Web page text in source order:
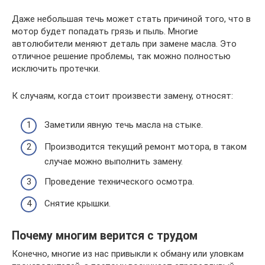
Даже небольшая течь может стать причиной того, что в
мотор будет попадать грязь и пыль. Многие
автолюбители меняют деталь при замене масла. Это
отличное решение проблемы, так можно полностью
исключить протечки.
К случаям, когда стоит произвести замену, относят:
Заметили явную течь масла на стыке.
Производится текущий ремонт мотора, в таком
случае можно выполнить замену.
Проведение технического осмотра.
Снятие крышки.
Почему многим верится с трудом
Конечно, многие из нас привыкли к обману или уловкам